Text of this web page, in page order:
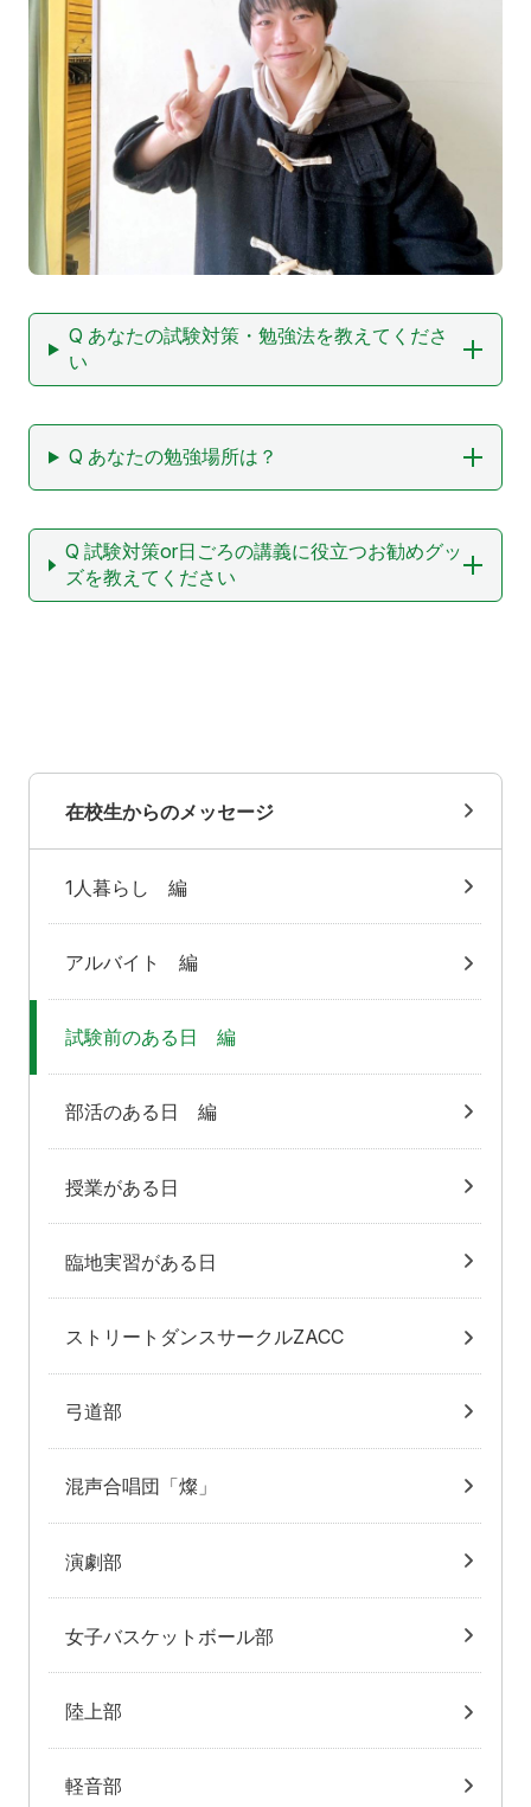
Q あなたの試験対策・勉強法を教えてくださ
い
Q あなたの勉強場所は？
Q 試験対策or日ごろの講義に役立つお勧めグッ
ズを教えてください
在校生からのメッセージ
1人暮らし 編
アルバイト 編
試験前のある日 編
部活のある日 編
授業がある日
臨地実習がある日
ストリートダンスサークルZACC
弓道部
混声合唱団「燦」
演劇部
女子バスケットボール部
陸上部
軽音部